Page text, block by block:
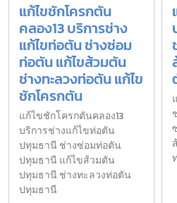
แก้ไขชักโครกตัน
คลอง13 บริการช่าง
แก้ไขท่อตัน ช่างซ่อม
ท่อตัน แก้ไขส้วมตัน
ช่างทะลวงท่อตัน แก้ไข
ชักโครกตัน
แก้ไขชักโครกตันคลอง13
บริการช่างแก้ไขท่อตัน
ปทุมธานี ช่างซ่อมท่อตัน
ปทุมธานี แก้ไขส้วมตัน
ปทุมธานี ช่างทะลวงท่อตัน
ปทุมธานี